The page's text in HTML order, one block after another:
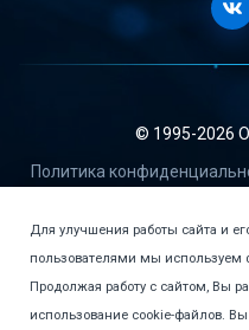
© 1995-2026
Политика
пользования программ
Договор-оферта купли-
Для улучшения работы сайта и
пользователями мы используем
Продолжая работу с сайтом, Вы
использование cookie-файлов.